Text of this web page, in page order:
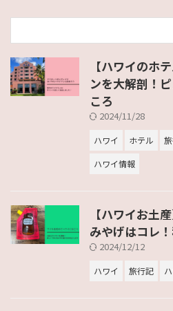
【ハワイのホ
ンを大解剖！
ころ
2024/11/28
ハワイ ホテル
ハワイ情報
【ハワイお土
みやげはコレ
2024/12/12
ハワイ 旅行記